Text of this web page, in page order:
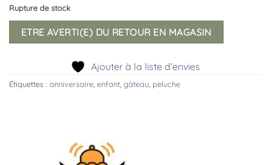
Rupture de stock
ETRE AVERTI(E) DU RETOUR EN MAGASIN
Ajouter à la liste d’envies
Étiquettes : anniversaire enfant gâteau peluche